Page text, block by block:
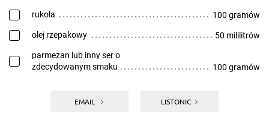
rukola 100 gramów
olej rzepakowy 50 mililitrów
parmezan lub inny ser o
zdecydowanym smaku
100 gramów
EMAIL LISTONIC